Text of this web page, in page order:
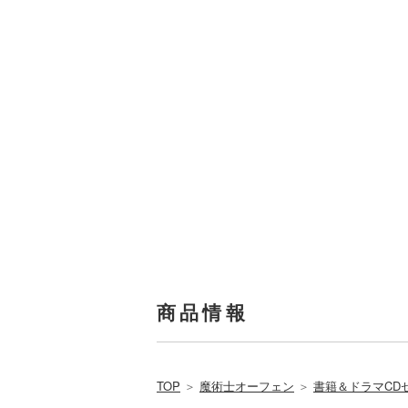
商品情報
TOP ＞ 魔術士オーフェン ＞ 書籍＆ドラマCD